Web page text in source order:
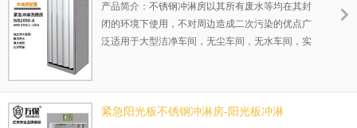
产品简介：不锈钢冲淋房以其所有废水等均在其封
闭的环境下使用，不对周边造成二次污染的优点广
泛适用于大型洁净车间，无尘车间，无水车间，实
正在使用该产品的部分客户：
紧急阳光板不锈钢冲淋房-阳光板冲淋